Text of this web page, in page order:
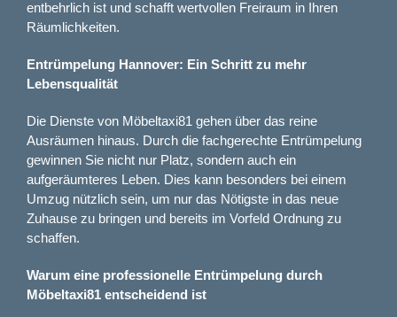
entbehrlich ist und schafft wertvollen Freiraum in Ihren
Räumlichkeiten.
Entrümpelung Hannover: Ein Schritt zu mehr
Lebensqualität
Die Dienste von Möbeltaxi81 gehen über das reine
Ausräumen hinaus. Durch die fachgerechte Entrümpelung
gewinnen Sie nicht nur Platz, sondern auch ein
aufgeräumteres Leben. Dies kann besonders bei einem
Umzug nützlich sein, um nur das Nötigste in das neue
Zuhause zu bringen und bereits im Vorfeld Ordnung zu
schaffen.
Warum eine professionelle Entrümpelung durch
Möbeltaxi81 entscheidend ist